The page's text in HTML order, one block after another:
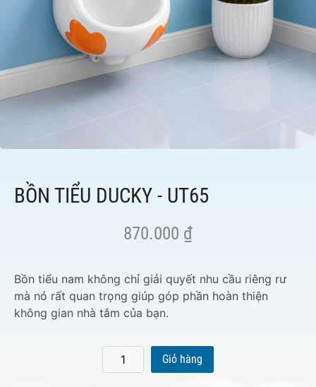
BỒN TIỂU DUCKY - UT65
870.000 ₫
Bồn tiểu nam không chỉ giải quyết nhu cầu riêng rư
mà nó rất quan trọng giúp góp phần hoàn thiện
không gian nhà tắm của bạn.
Giỏ hàng